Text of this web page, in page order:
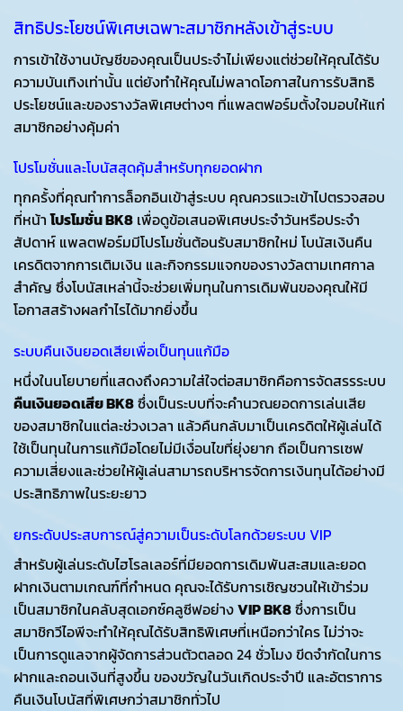
สิทธิประโยชน์พิเศษเฉพาะสมาชิกหลังเข้าสู่ระบบ
การเข้าใช้งานบัญชีของคุณเป็นประจำไม่เพียงแต่ช่วยให้คุณได้รับ
ความบันเทิงเท่านั้น แต่ยังทำให้คุณไม่พลาดโอกาสในการรับสิทธิ
ประโยชน์และของรางวัลพิเศษต่างๆ ที่แพลตฟอร์มตั้งใจมอบให้แก่
สมาชิกอย่างคุ้มค่า
โปรโมชั่นและโบนัสสุดคุ้มสำหรับทุกยอดฝาก
ทุกครั้งที่คุณทำการล็อกอินเข้าสู่ระบบ คุณควรแวะเข้าไปตรวจสอบ
ที่หน้าโปรโมชั่น BK8 เพื่อดูข้อเสนอพิเศษประจำวันหรือประจำ
สัปดาห์ แพลตฟอร์มมีโปรโมชั่นต้อนรับสมาชิกใหม่ โบนัสเงินคืน
เครดิตจากการเติมเงิน และกิจกรรมแจกของรางวัลตามเทศกาล
สำคัญ ซึ่งโบนัสเหล่านี้จะช่วยเพิ่มทุนในการเดิมพันของคุณให้มี
โอกาสสร้างผลกำไรได้มากยิ่งขึ้น
ระบบคืนเงินยอดเสียเพื่อเป็นทุนแก้มือ
หนึ่งในนโยบายที่แสดงถึงความใส่ใจต่อสมาชิกคือการจัดสรรระบบ
คืนเงินยอดเสีย BK8ซึ่งเป็นระบบที่จะคำนวณยอดการเล่นเสีย
ของสมาชิกในแต่ละช่วงเวลา แล้วคืนกลับมาเป็นเครดิตให้ผู้เล่นได้
ใช้เป็นทุนในการแก้มือโดยไม่มีเงื่อนไขที่ยุ่งยาก ถือเป็นการเซฟ
ความเสี่ยงและช่วยให้ผู้เล่นสามารถบริหารจัดการเงินทุนได้อย่างมี
ประสิทธิภาพในระยะยาว
ยกระดับประสบการณ์สู่ความเป็นระดับโลกด้วยระบบ VIP
สำหรับผู้เล่นระดับไฮโรลเลอร์ที่มียอดการเดิมพันสะสมและยอด
ฝากเงินตามเกณฑ์ที่กำหนด คุณจะได้รับการเชิญชวนให้เข้าร่วม
เป็นสมาชิกในคลับสุดเอกซ์คลูซีฟอย่างVIP BK8ซึ่งการเป็น
สมาชิกวีไอพีจะทำให้คุณได้รับสิทธิพิเศษที่เหนือกว่าใคร ไม่ว่าจะ
เป็นการดูแลจากผู้จัดการส่วนตัวตลอด 24 ชั่วโมง ขีดจำกัดในการ
ฝากและถอนเงินที่สูงขึ้น ของขวัญในวันเกิดประจำปี และอัตราการ
คืนเงินโบนัสที่พิเศษกว่าสมาชิกทั่วไป